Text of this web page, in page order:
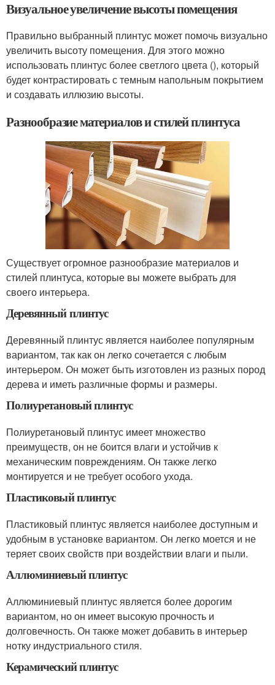
Визуальное увеличение высоты помещения
Правильно выбранный плинтус может помочь визуально
увеличить высоту помещения. Для этого можно
использовать плинтус более светлого цвета (), который
будет контрастировать с темным напольным покрытием
и создавать иллюзию высоты.
Разнообразие материалов и стилей плинтуса
Существует огромное разнообразие материалов и
стилей плинтуса, которые вы можете выбрать для
своего интерьера.
Деревянный плинтус
Деревянный плинтус является наиболее популярным
вариантом, так как он легко сочетается с любым
интерьером. Он может быть изготовлен из разных пород
дерева и иметь различные формы и размеры.
Полиуретановый плинтус
Полиуретановый плинтус имеет множество
преимуществ, он не боится влаги и устойчив к
механическим повреждениям. Он также легко
монтируется и не требует особого ухода.
Пластиковый плинтус
Пластиковый плинтус является наиболее доступным и
удобным в установке вариантом. Он легко моется и не
теряет своих свойств при воздействии влаги и пыли.
Аллюминиевый плинтус
Аллюминиевый плинтус является более дорогим
вариантом, но он имеет высокую прочность и
долговечность. Он также может добавить в интерьер
нотку индустриального стиля.
Керамический плинтус